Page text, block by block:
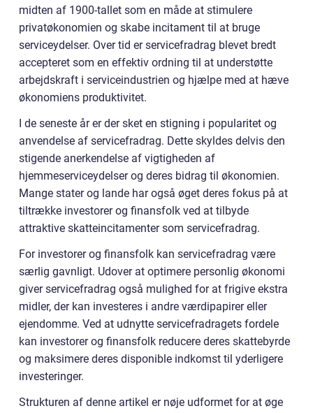
midten af 1900-tallet som en måde at stimulere
privatøkonomien og skabe incitament til at bruge
serviceydelser. Over tid er servicefradrag blevet bredt
accepteret som en effektiv ordning til at understøtte
arbejdskraft i serviceindustrien og hjælpe med at hæve
økonomiens produktivitet.
I de seneste år er der sket en stigning i popularitet og
anvendelse af servicefradrag. Dette skyldes delvis den
stigende anerkendelse af vigtigheden af
hjemmeserviceydelser og deres bidrag til økonomien.
Mange stater og lande har også øget deres fokus på at
tiltrække investorer og finansfolk ved at tilbyde
attraktive skatteincitamenter som servicefradrag.
For investorer og finansfolk kan servicefradrag være
særlig gavnligt. Udover at optimere personlig økonomi
giver servicefradrag også mulighed for at frigive ekstra
midler, der kan investeres i andre værdipapirer eller
ejendomme. Ved at udnytte servicefradragets fordele
kan investorer og finansfolk reducere deres skattebyrde
og maksimere deres disponible indkomst til yderligere
investeringer.
Strukturen af denne artikel er nøje udformet for at øge